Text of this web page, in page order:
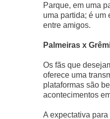
Parque, em uma
uma partida; é um
entre amigos.
Palmeiras x
Os fãs que
oferece uma
plataformas são
acontecimentos
A expectativa